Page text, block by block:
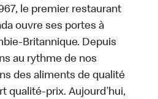
le premier restaurant
ouvre ses portes à
Britannique. Depuis
au rythme de nos
des aliments de qualité
qualité-prix. Aujourd’hui,